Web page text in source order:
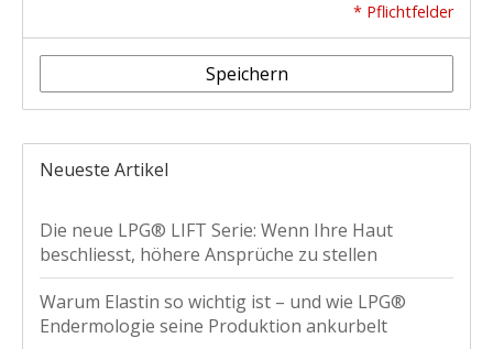
* Pflichtfelder
Speichern
Neueste Artikel
Die neue LPG® LIFT Serie: Wenn Ihre Haut
beschliesst, höhere Ansprüche zu stellen
Warum Elastin so wichtig ist – und wie LPG®
Endermologie seine Produktion ankurbelt